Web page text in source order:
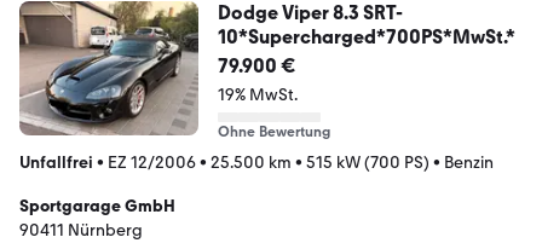
Dodge Viper 8.3 SRT-
10*Supercharged*700PS*MwSt.*
79.900 €
19% MwSt.
Ohne Bewertung
Unfallfrei • EZ 12/2006• 25.500 km • 515 kW (700 PS) • Benzin
Sportgarage GmbH
90411 Nürnberg